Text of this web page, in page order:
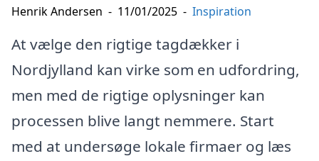
Henrik Andersen - 11/01/2025 - Inspiration
At vælge den rigtige tagdækker i
Nordjylland kan virke som en udfordring,
men med de rigtige oplysninger kan
processen blive langt nemmere. Start
med at undersøge lokale firmaer og læs